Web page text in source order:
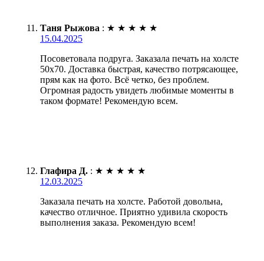
Таня Рыжова : ★ ★ ★ ★ ★
15.04.2025
Посоветовала подруга. Заказала печать на холсте
50х70. Доставка быстрая, качество потрясающее,
прям как на фото. Всё четко, без проблем.
Огромная радость увидеть любимые моменты в
таком формате! Рекомендую всем.
Глафира Д. : ★ ★ ★ ★ ★
12.03.2025
Заказала печать на холсте. Работой довольна,
качество отличное. Приятно удивила скорость
выполнения заказа. Рекомендую всем!